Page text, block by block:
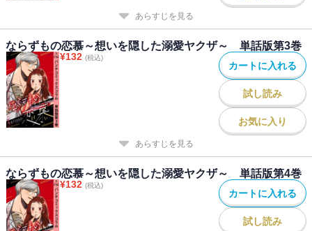
あらすじを見る
ならずもの恋慕～想いを隠した溺愛ヤクザ～ 単話版第3巻
¥132 (税込)
カートに入れる
試し読み
お気に入り
あらすじを見る
ならずもの恋慕～想いを隠した溺愛ヤクザ～ 単話版第4巻
¥132 (税込)
カートに入れる
試し読み